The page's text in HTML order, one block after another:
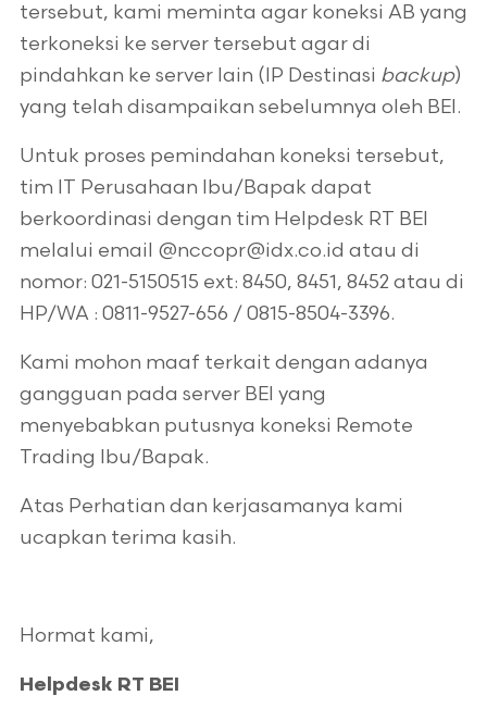
tersebut, kami meminta agar koneksi AB yang
terkoneksi ke server tersebut agar di
pindahkan ke server lain (IP Destinasi backup)
yang telah disampaikan sebelumnya oleh BEI.
Untuk proses pemindahan koneksi tersebut,
tim IT Perusahaan Ibu/Bapak dapat
berkoordinasi dengan tim Helpdesk RT BEI
melalui email @nccopr@idx.co.id atau di
nomor: 021-5150515 ext: 8450, 8451, 8452 atau di
HP/WA : 0811-9527-656 / 0815-8504-3396.
Kami mohon maaf terkait dengan adanya
gangguan pada server BEI yang
menyebabkan putusnya koneksi Remote
Trading Ibu/Bapak.
Atas Perhatian dan kerjasamanya kami
ucapkan terima kasih.
Hormat kami,
Helpdesk RT BEI